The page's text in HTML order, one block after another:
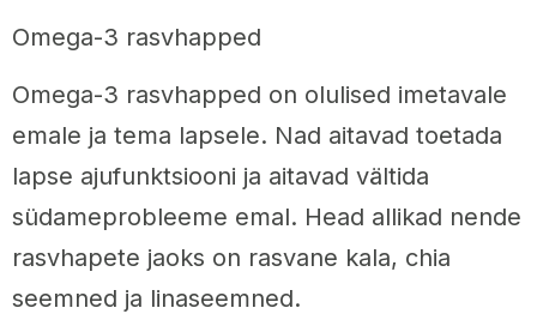
Omega-3 rasvhapped
Omega-3 rasvhapped on olulised imetavale
emale ja tema lapsele. Nad aitavad toetada
lapse ajufunktsiooni ja aitavad vältida
südameprobleeme emal. Head allikad nende
rasvhapete jaoks on rasvane kala, chia
seemned ja linaseemned.